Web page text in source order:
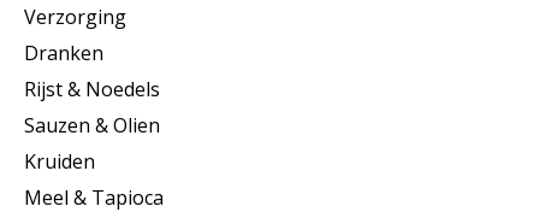
Verzorging
Dranken
Rijst & Noedels
Sauzen & Olien
Kruiden
Meel & Tapioca